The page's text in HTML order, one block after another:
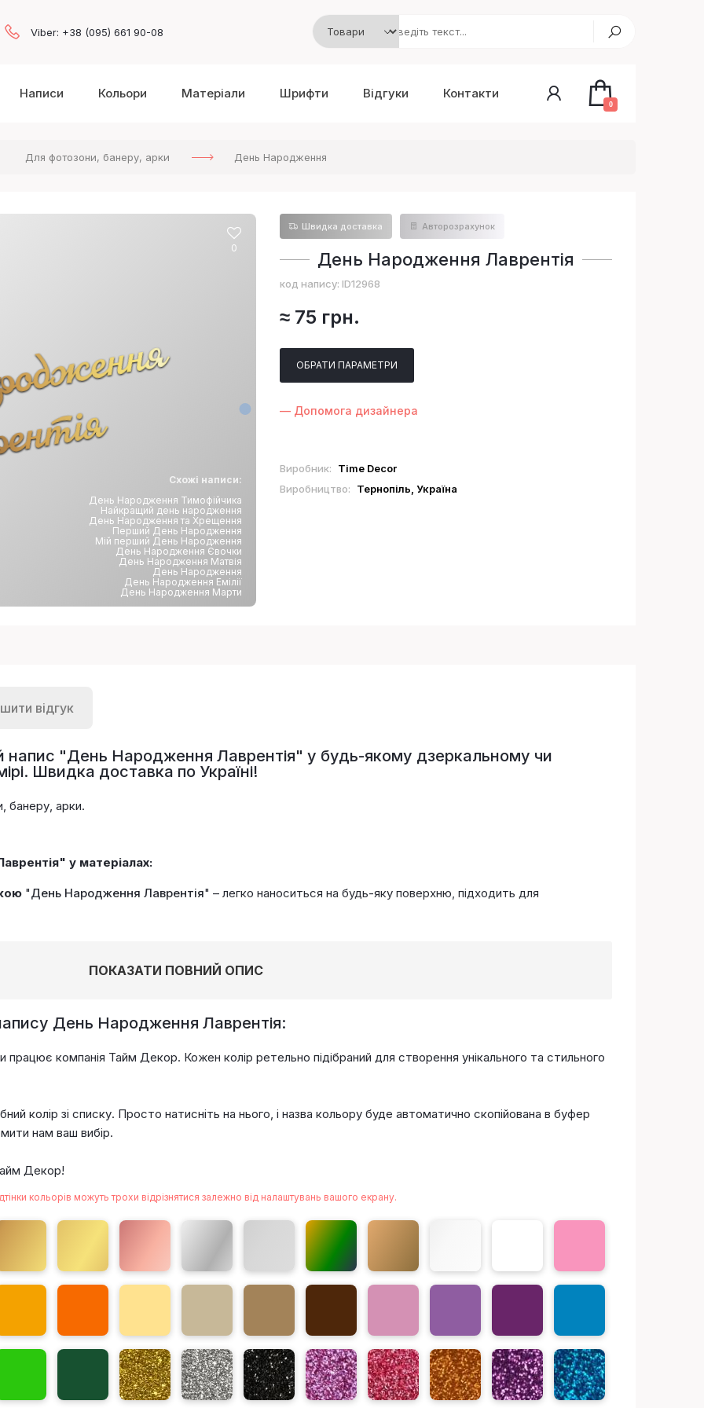
Viber: +38 (095) 661 90-08
Написи Кольори Матеріали Шрифти Відгуки Контакти
0
Для фотозони, банеру, арки День Народження
Схожі написи:
День Народження Тимофійчика
Найкращий день народження
День Народження та Хрещення
Перший День Народження
Мій перший День Народження
День Народження Євочки
День Народження Матвія
День Народження
День Народження Емiлiї
День Народження Марти
0
Швидка доставка Авторозрахунок
День Народження Лаврентія
код напису: ID12968
≈ 75 грн.
ОБРАТИ ПАРАМЕТРИ
— Допомога дизайнера
Виробник:
Time Decor
Виробництво:
Тернопіль, Україна
відгук
напис "День Народження Лаврентія" у будь-якому дзеркальному чи
Швидка доставка по Україні!
банеру, арки.
у матеріалах:
"День Народження Лаврентія" – легко наноситься на будь-яку поверхню, підходить для
ПОКАЗАТИ ПОВНИЙ ОПИС
День Народження Лаврентія:
компанія Тайм Декор. Кожен колір ретельно підібраний для створення унікального та стильного
колір зі списку. Просто натисніть на нього, і назва кольору буде автоматично скопійована в буфер
нам ваш вибір.
Декор!
кольорів можуть трохи відрізнятися залежно від налаштувань вашого екрану.